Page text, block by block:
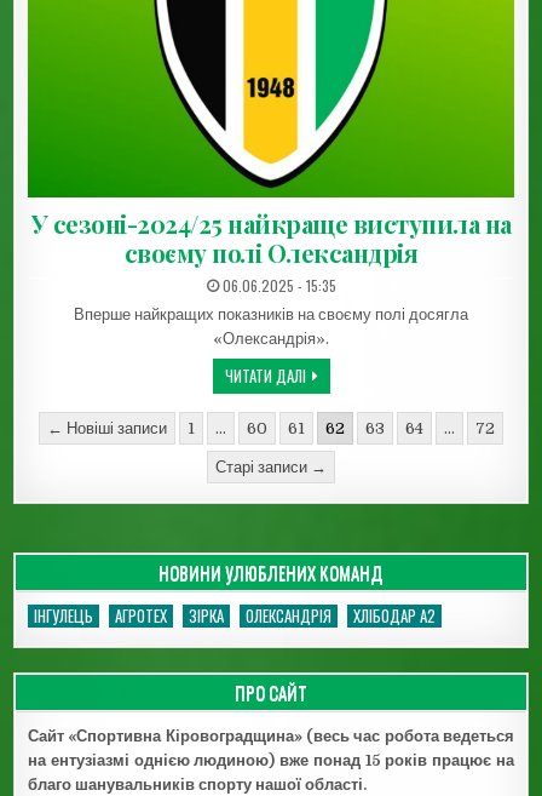
У сезоні-2024/25 найкраще виступила на
своєму полі Олександрія
ДАТА ЗАПИСИ:
06.06.2025 - 15:35
Вперше найкращих показників на своєму полі досягла
«Олександрія».
ЧИТАТИ ДАЛІУ СЕЗОНІ-2024/25 НАЙКРАЩЕ
Пагінація записів
← Новіші записи 1 … 60 61 62 63 64 … 72
Старі записи →
НОВИНИ УЛЮБЛЕНИХ КОМАНД
ІНГУЛЕЦЬ АГРОТЕХ ЗІРКА ОЛЕКСАНДРІЯ ХЛІБОДАР А2
ПРО САЙТ
Сайт «Спортивна Кіровоградщина» (весь час робота ведеться
на ентузіазмі однією людиною) вже понад 15 років працює на
благо шанувальників спорту нашої області.